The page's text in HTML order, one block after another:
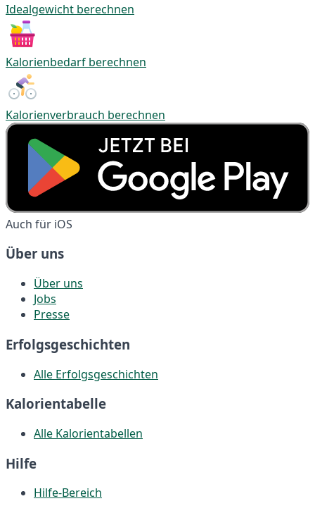
Idealgewicht berechnen
Kalorienbedarf berechnen
Kalorienverbrauch berechnen
Auch für iOS
Über uns
Über uns
Jobs
Presse
Erfolgsgeschichten
Alle Erfolgsgeschichten
Kalorientabelle
Alle Kalorientabellen
Hilfe
Hilfe-Bereich